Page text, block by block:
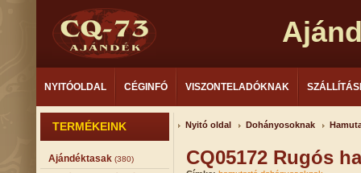
NYITÓOLDAL CÉGINFÓ VISZONTELADÓKNAK
TERMÉKEINK
Ajándéktasak (380)
Nyitó oldal Dohányosoknak
CQ05172 Rugós